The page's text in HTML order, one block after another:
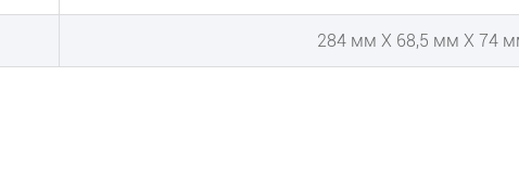
284 мм X 68,5 мм X 74